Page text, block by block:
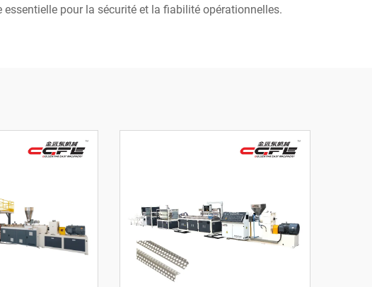
pour la sécurité et la fiabilité opérationnelles.